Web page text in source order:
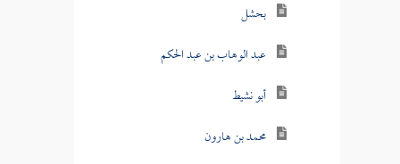
بحشل
عبد الوهاب بن عبد الحكم
أبو نشيط
محمد بن هارون